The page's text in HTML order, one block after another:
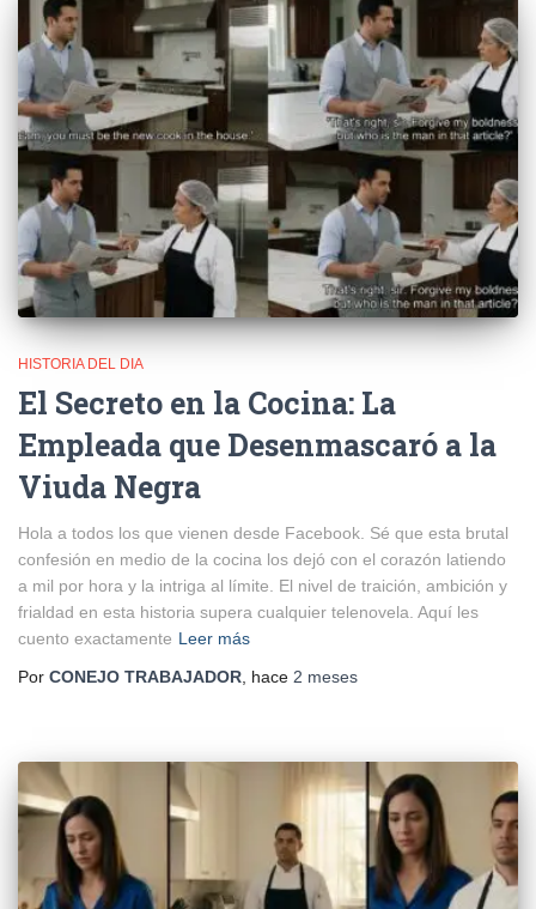
HISTORIA DEL DIA
El Secreto en la Cocina: La
Empleada que Desenmascaró a la
Viuda Negra
Hola a todos los que vienen desde Facebook. Sé que esta brutal
confesión en medio de la cocina los dejó con el corazón latiendo
a mil por hora y la intriga al límite. El nivel de traición, ambición y
frialdad en esta historia supera cualquier telenovela. Aquí les
cuento exactamente Leer más
Por CONEJO TRABAJADOR , hace 2 meses